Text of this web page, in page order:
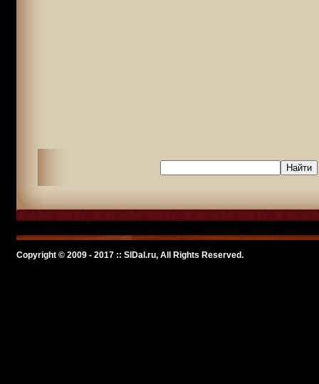
Copyright © 2009 - 2017 :: SlDal.ru, All Rights Reserved.